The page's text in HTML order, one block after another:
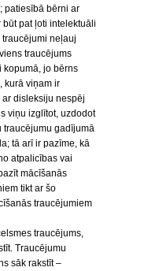
patiesībā bērni ar
pat ļoti intelektuāli
neļauj
traucējums
kopumā, jo bērns
kurā viņam ir
disleksiju nespēj
viņu izglītot, uzdodot
traucējumu gadījumā
tā arī ir pazīme, kā
atpalicības vai
mācīšanās
tikt ar šo
traucējumiem
traucējums,
Traucējumu
sāk rakstīt –